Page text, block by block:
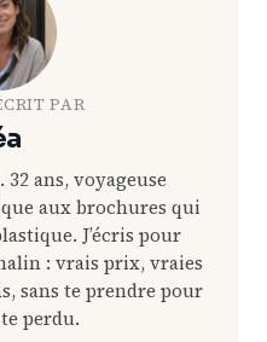
PAR
ans, voyageuse
aux brochures qui
J’écris pour
: vrais prix, vraies
sans te prendre pour
perdu.